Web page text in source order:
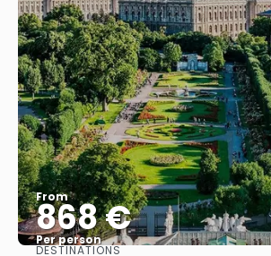
From
868 €
Per person
DESTINATIONS